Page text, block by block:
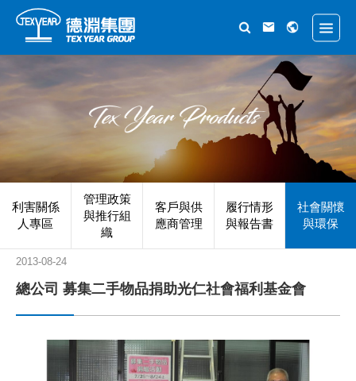
利害關係
人專區
管理政策
與推行組
織
客戶與供
應商管理
履行情形
與報告書
社會關懷
與環保
2013-08-24
總公司 募集二手物品捐助光仁社會福利基金會